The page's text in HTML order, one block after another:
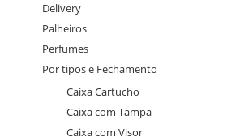
Delivery
Palheiros
Perfumes
Por tipos e Fechamento
Caixa Cartucho
Caixa com Tampa
Caixa com Visor